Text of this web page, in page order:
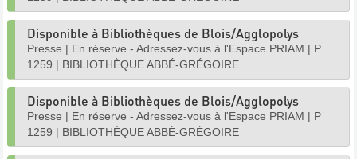
Disponible à Bibliothèques de Blois/Agglopolys
Presse | En réserve - Adressez-vous à l'Espace PRIAM | P
1259 | BIBLIOTHÈQUE ABBÉ-GRÉGOIRE
Disponible à Bibliothèques de Blois/Agglopolys
Presse | En réserve - Adressez-vous à l'Espace PRIAM | P
1259 | BIBLIOTHÈQUE ABBÉ-GRÉGOIRE